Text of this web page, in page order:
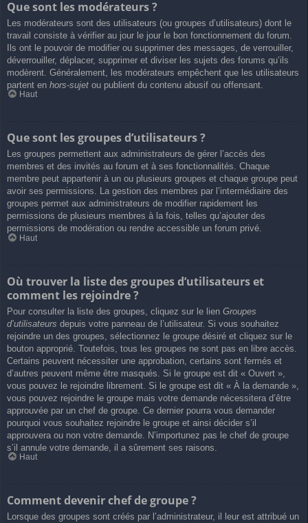
Que sont les modérateurs ?
Les modérateurs sont des utilisateurs (ou groupes d’utilisateurs) dont le
travail consiste à vérifier au jour le jour le bon fonctionnement du forum.
Ils ont le pouvoir de modifier ou supprimer des messages, de verrouiller,
déverrouiller, déplacer, supprimer et diviser les sujets des forums qu’ils
modèrent. Généralement, les modérateurs empêchent que les utilisateurs
partent en hors-sujet ou publient du contenu abusif ou offensant.
Haut
Que sont les groupes d’utilisateurs ?
Les groupes permettent aux administrateurs de gérer l’accès des
membres et des invités au forum et à ses fonctionnalités. Chaque
membre peut appartenir à un ou plusieurs groupes et chaque groupe peut
avoir ses permissions. La gestion des membres par l’intermédiaire des
groupes permet aux administrateurs de modifier rapidement les
permissions de plusieurs membres à la fois, telles qu’ajouter des
permissions de modération ou rendre accessible un forum privé.
Haut
Où trouver la liste des groupes d’utilisateurs et
comment les rejoindre ?
Pour consulter la liste des groupes, cliquez sur le lien Groupes
d’utilisateurs depuis votre panneau de l’utilisateur. Si vous souhaitez
rejoindre un des groupes, sélectionnez le groupe désiré et cliquez sur le
bouton approprié. Toutefois, tous les groupes ne sont pas en libre accès.
Certains peuvent nécessiter une approbation, certains sont fermés et
d’autres peuvent même être masqués. Si le groupe est dit « Ouvert »,
vous pouvez le rejoindre librement. Si le groupe est dit « À la demande »,
vous pouvez rejoindre le groupe mais votre demande nécessitera d’être
approuvée par un chef de groupe. Ce dernier pourra vous demander
pourquoi vous souhaitez rejoindre le groupe et ainsi décider s’il
approuvera ou non votre demande. N’importunez pas le chef de groupe
s’il annule votre demande, il a sûrement ses raisons.
Haut
Comment devenir chef de groupe ?
Lorsque des groupes sont créés par l’administrateur, il leur est attribué un